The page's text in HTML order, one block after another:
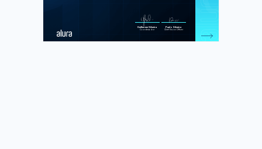
Guilherme Silveira
Coordenador
Paulo Silveira
Chief Vision Officer